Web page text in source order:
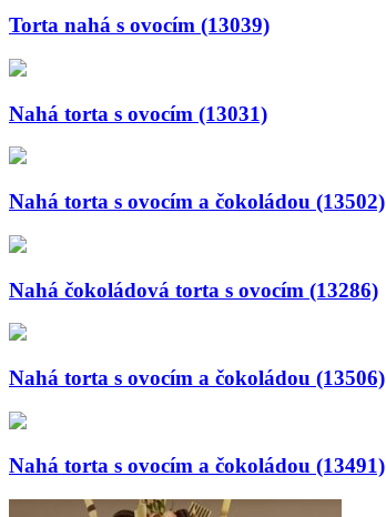
Torta nahá s ovocím (13039)
Nahá torta s ovocím (13031)
Nahá torta s ovocím a čokoládou (13502)
Nahá čokoládová torta s ovocím (13286)
Nahá torta s ovocím a čokoládou (13506)
Nahá torta s ovocím a čokoládou (13491)